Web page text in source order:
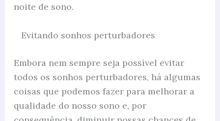
noite de sono.
Evitando sonhos perturbadores
Embora nem sempre seja possível evitar
todos os sonhos perturbadores, há algumas
coisas que podemos fazer para melhorar a
qualidade do nosso sono e, por